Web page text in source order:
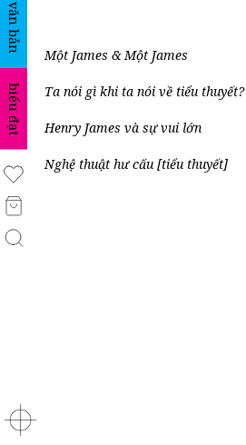
văn bản
biểu đạt
Một James & Một James
Ta nói gì khi ta nói về tiểu thuyết?
Henry James và sự vui lớn
Nghệ thuật hư cấu [tiểu thuyết]